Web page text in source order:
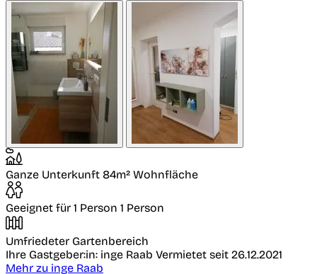
Ganze Unterkunft 84m² Wohnfläche
Geeignet für 1 Person 1 Person
Umfriedeter Gartenbereich
Ihre Gastgeber:in: inge Raab Vermietet seit 26.12.2021
Mehr zu inge Raab